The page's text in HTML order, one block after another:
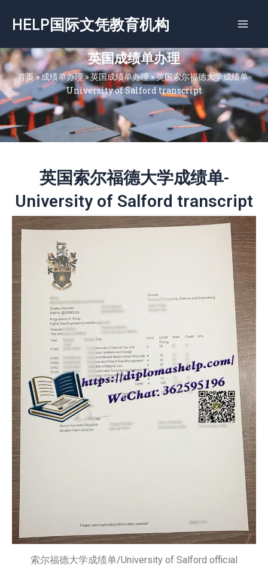
容
HELP国际文凭教育机构
英国成绩单办理
首页»成绩单办理»英国成绩单办理»英国索尔福德大学成绩单-
University of Salford transcript
英国索尔福德大学成绩单-
University of Salford transcript
索尔福德大学成绩单/University of Salford official